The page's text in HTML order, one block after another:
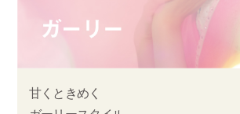
甘くときめく